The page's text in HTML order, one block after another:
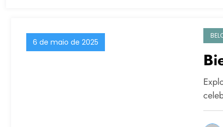
6 de maio de 2025